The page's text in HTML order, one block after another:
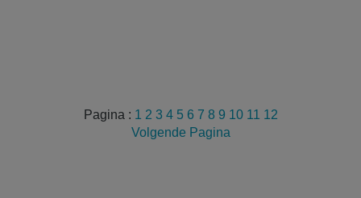
Pagina : 1 2 3 4 5 6 7 8 9 10 11 12
Volgende Pagina